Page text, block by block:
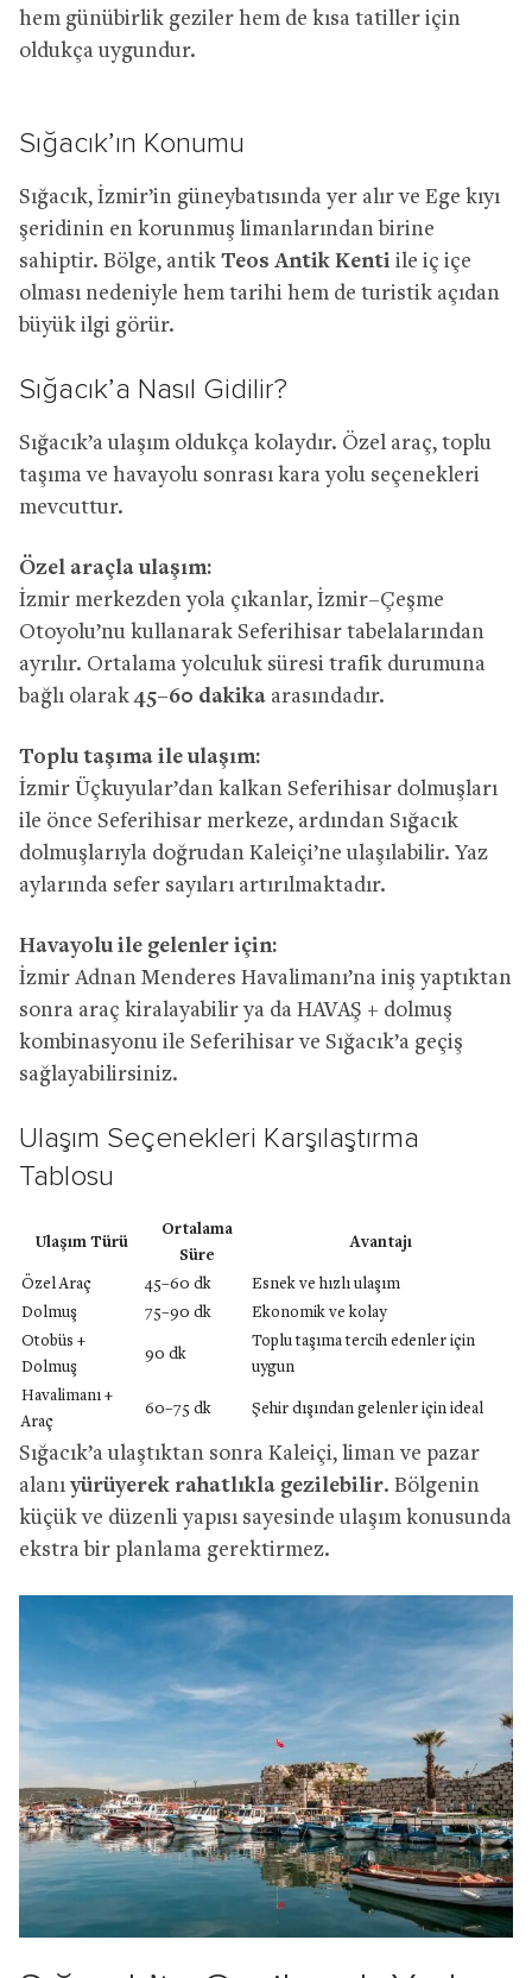
hem günübirlik geziler hem de kısa tatiller için
oldukça uygundur.
Sığacık’ın Konumu
Sığacık, İzmir’in güneybatısında yer alır ve Ege kıyı
şeridinin en korunmuş limanlarından birine
sahiptir. Bölge, antik Teos Antik Kenti ile iç içe
olması nedeniyle hem tarihi hem de turistik açıdan
büyük ilgi görür.
Sığacık’a Nasıl Gidilir?
Sığacık’a ulaşım oldukça kolaydır. Özel araç, toplu
taşıma ve havayolu sonrası kara yolu seçenekleri
mevcuttur.
Özel araçla ulaşım:
İzmir merkezden yola çıkanlar, İzmir–Çeşme
Otoyolu’nu kullanarak Seferihisar tabelalarından
ayrılır. Ortalama yolculuk süresi trafik durumuna
bağlı olarak45–60 dakika arasındadır.
Toplu taşıma ile ulaşım:
İzmir Üçkuyular’dan kalkan Seferihisar dolmuşları
ile önce Seferihisar merkeze, ardından Sığacık
dolmuşlarıyla doğrudan Kaleiçi’ne ulaşılabilir. Yaz
aylarında sefer sayıları artırılmaktadır.
Havayolu ile gelenler için:
İzmir Adnan Menderes Havalimanı’na iniş yaptıktan
sonra araç kiralayabilir ya da HAVAŞ + dolmuş
kombinasyonu ile Seferihisar ve Sığacık’a geçiş
sağlayabilirsiniz.
Ulaşım Seçenekleri Karşılaştırma
Tablosu
Ulaşım Türü
Ortalama
Süre
Avantajı
Özel Araç 45–60 dk
Esnek ve hızlı ulaşım
Dolmuş
75–90 dk
Ekonomik ve kolay
Otobüs +
Dolmuş
90 dk
Toplu taşıma tercih edenler için
uygun
Havalimanı +
Araç
60–75 dk Şehir dışından gelenler için ideal
Sığacık’a ulaştıktan sonra Kaleiçi, liman ve pazar
alanı yürüyerek rahatlıkla gezilebilir. Bölgenin
küçük ve düzenli yapısı sayesinde ulaşım konusunda
ekstra bir planlama gerektirmez.